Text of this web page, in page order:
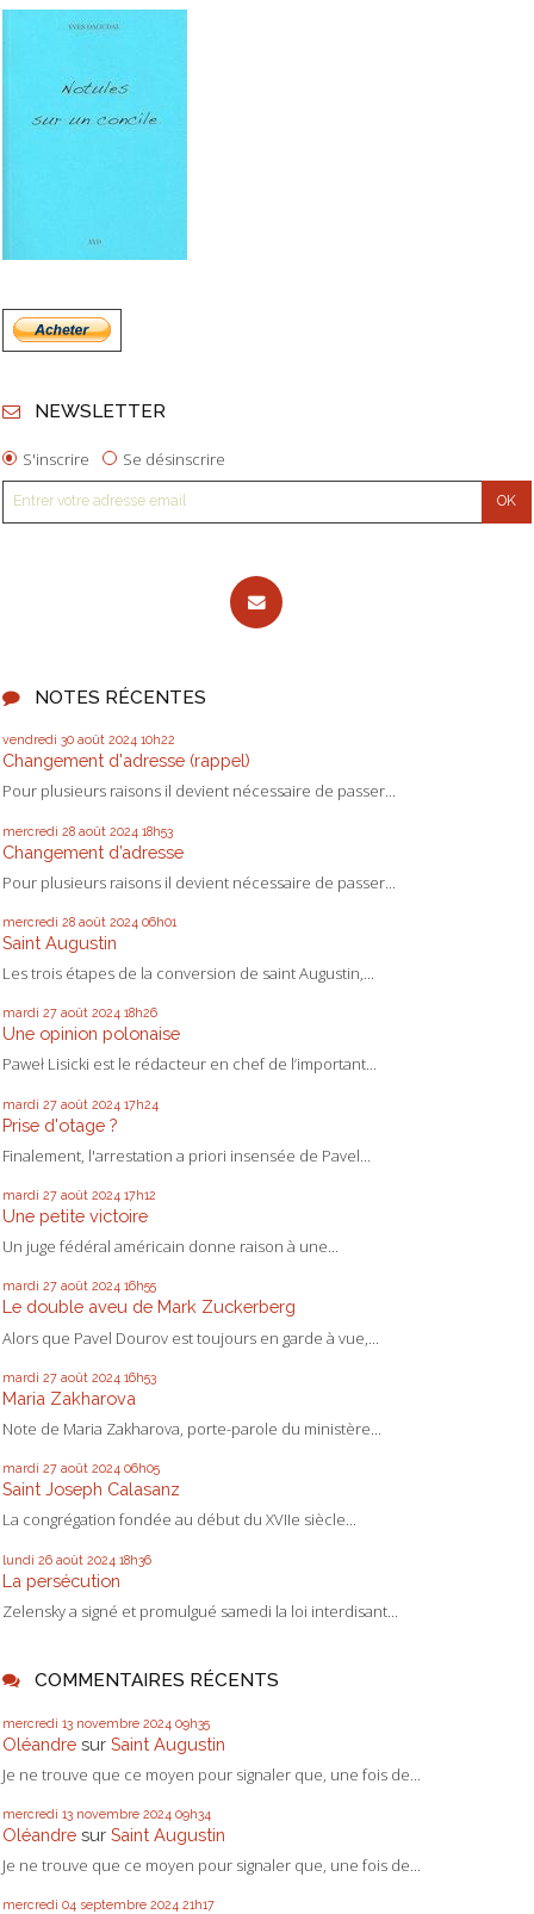
NEWSLETTER
S'inscrire Se désinscrire
NOTES RÉCENTES
vendredi 30 août 2024 10h22
Changement d'adresse (rappel)
Pour plusieurs raisons il devient nécessaire de passer...
mercredi 28 août 2024 18h53
Changement d’adresse
Pour plusieurs raisons il devient nécessaire de passer...
mercredi 28 août 2024 06h01
Saint Augustin
Les trois étapes de la conversion de saint Augustin,...
mardi 27 août 2024 18h26
Une opinion polonaise
Paweł Lisicki est le rédacteur en chef de l’important...
mardi 27 août 2024 17h24
Prise d'otage ?
Finalement, l'arrestation a priori insensée de Pavel...
mardi 27 août 2024 17h12
Une petite victoire
Un juge fédéral américain donne raison à une...
mardi 27 août 2024 16h55
Le double aveu de Mark Zuckerberg
Alors que Pavel Dourov est toujours en garde à vue,...
mardi 27 août 2024 16h53
Maria Zakharova
Note de Maria Zakharova, porte-parole du ministère...
mardi 27 août 2024 06h05
Saint Joseph Calasanz
La congrégation fondée au début du XVIIe siècle...
lundi 26 août 2024 18h36
La persécution
Zelensky a signé et promulgué samedi la loi interdisant...
COMMENTAIRES RÉCENTS
mercredi 13 novembre 2024 09h35
Oléandre sur Saint Augustin
Je ne trouve que ce moyen pour signaler que, une fois de...
mercredi 13 novembre 2024 09h34
Oléandre sur Saint Augustin
Je ne trouve que ce moyen pour signaler que, une fois de...
mercredi 04 septembre 2024 21h17